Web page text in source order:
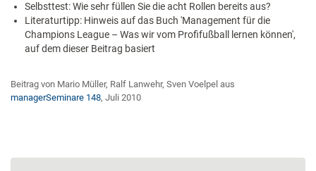
Selbsttest: Wie sehr füllen Sie die acht Rollen bereits aus?
Literaturtipp: Hinweis auf das Buch 'Management für die
Champions League – Was wir vom Profifußball lernen können',
auf dem dieser Beitrag basiert
Beitrag von Mario Müller, Ralf Lanwehr, Sven Voelpel aus
managerSeminare 148, Juli 2010